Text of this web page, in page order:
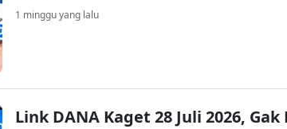
1 minggu yang lalu
Link DANA Kaget 28 Juli 2026,